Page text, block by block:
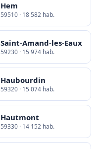
Hem
59510 · 18 582 hab.
Saint-Amand-les-Eaux
59230 · 15 974 hab.
Haubourdin
59320 · 15 074 hab.
Hautmont
59330 · 14 152 hab.